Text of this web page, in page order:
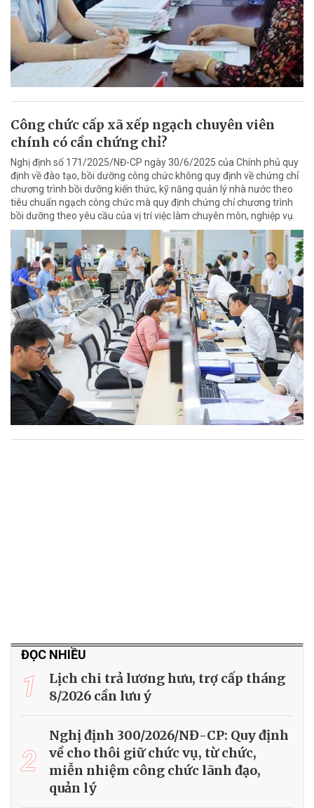
Công chức cấp xã xếp ngạch chuyên viên
chính có cần chứng chỉ?
Nghị định số 171/2025/NĐ-CP ngày 30/6/2025 của Chính phủ quy
định về đào tạo, bồi dưỡng công chức không quy định về chứng chỉ
chương trình bồi dưỡng kiến thức, kỹ năng quản lý nhà nước theo
tiêu chuẩn ngạch công chức mà quy định chứng chỉ chương trình
bồi dưỡng theo yêu cầu của vị trí việc làm chuyên môn, nghiệp vụ.
ĐỌC NHIỀU
1
Lịch chi trả lương hưu, trợ cấp tháng
8/2026 cần lưu ý
2
Nghị định 300/2026/NĐ-CP: Quy định
về cho thôi giữ chức vụ, từ chức,
miễn nhiệm công chức lãnh đạo,
quản lý